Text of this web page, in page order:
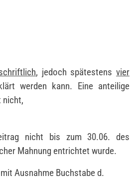
, jedoch spätestensvier
werden kann. Eine anteilige
nicht,
nicht bis zum 30.06. des
Mahnung entrichtet wurde.
Ausnahme Buchstabe d.